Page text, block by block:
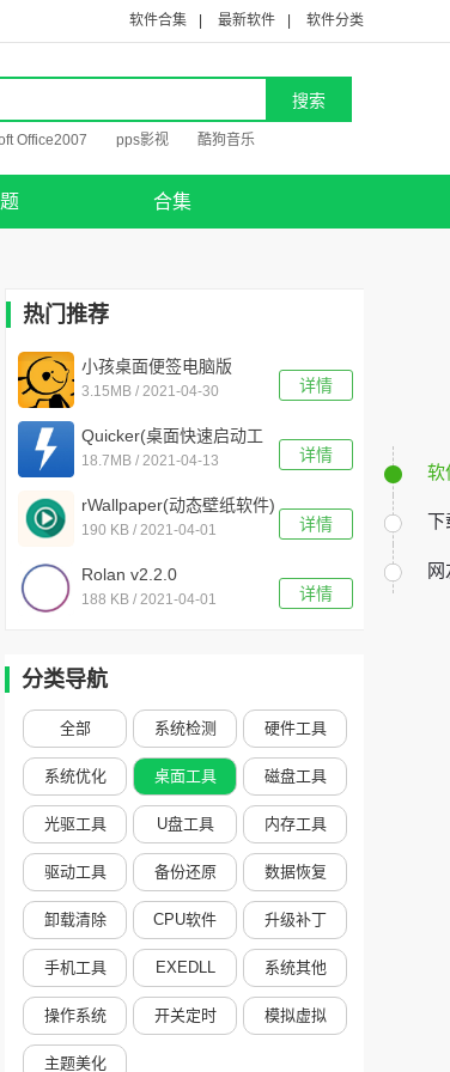
软件合集 最新软件 软件分类
Office2007 pps影视 酷狗音乐
合集
热门推荐
详情
小孩桌面便签电脑版
v9.5.5.0
3.15MB / 2021-04-30
详情
Quicker(桌面快速启动工
具) v1.23.19
18.7MB / 2021-04-13
详情
rWallpaper(动态壁纸软件)
v1.5.1.0
190 KB / 2021-04-01
详情
Rolan v2.2.0
188 KB / 2021-04-01
分类导航
全部 系统检测 硬件工具
系统优化 桌面工具 磁盘工具
光驱工具 U盘工具 内存工具
驱动工具 备份还原 数据恢复
卸载清除 CPU软件 升级补丁
手机工具 EXEDLL 系统其他
操作系统 开关定时 模拟虚拟
主题美化
软
下